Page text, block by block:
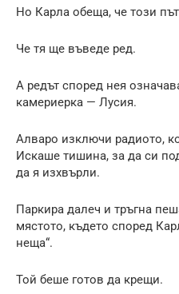
Но Карла обеща, че този
Че тя ще въведе ред.
А редът според нея
камериерка — Лусия.
Алваро изключи радиото,
Искаше тишина, за да си
да я изхвърли.
Паркира далеч и тръгна
мястото, където според
неща“.
Той беше готов да крещи.